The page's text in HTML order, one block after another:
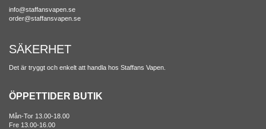
info@staffansvapen.se
order@staffansvapen.se
SÄKERHET
Det är tryggt och enkelt att handla hos Staffans Vapen.
ÖPPETTIDER BUTIK
Mån-Tor 13.00-18.00
Fre 13.00-16.00